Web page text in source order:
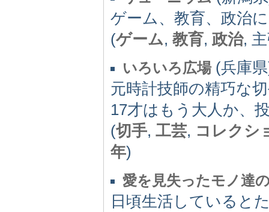
ゲーム、教育、政治
(ゲーム, 教育, 政治,
いろいろ広場(兵庫
元時計技師の精巧な
17才はもう大人か、
(切手, 工芸, コレクシ
年)
愛を見失ったモノ達
日頃生活していると